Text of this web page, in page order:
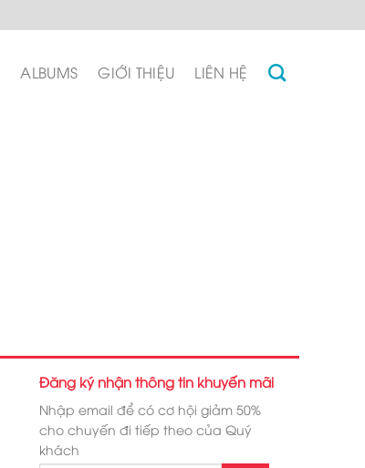
ALBUMS GIỚI THIỆU LIÊN HỆ
Đăng ký nhận thông tin khuyến mãi
Nhập email để có cơ hội giảm 50%
cho chuyến đi tiếp theo của Quý
khách